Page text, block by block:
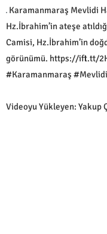
Karamanmaraş Mevlidi
Hz.İbrahim’in ateşe
Camisi, Hz.İbrahim’in
görünümü. https://ift.tt/
#Karamanmaraş
Videoyu Yükleyen: Yakup